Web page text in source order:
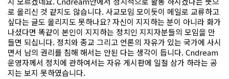
로 올리신 것 같지도 않습니다. 사교모임 모이듯이 메일로 교류하고
싶다는 글도 올리지도 못하나요? 자신이 지지하는 분이 아니라 화가
나셨다면 똑같이 본인이 지지하는 정치인 지지자분들의 모임을 만
들면 되십니다. 정치와 종교 그리고 언론의 자유가 있는 국가에 사시
면서 남의 권리를 침해 해서는 안된 다는 생각이 듭니다. Cndream
운영자께서 정치에 관하여서는 자유 게시판에 일절 삼가 하라는 공
지는 보지 못하였습니다.